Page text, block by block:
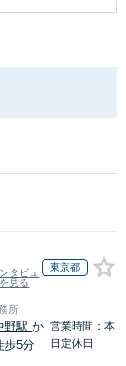
タビュ
見る
東京都
所
野駅か
歩5分
営業時間：本
日定休日